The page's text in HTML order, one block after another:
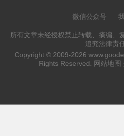
微信公众号
所有文章未经授权禁止转载、摘编、
追究法律责任
Copyright © 2009-2026
Rights Reserved.
网站地图